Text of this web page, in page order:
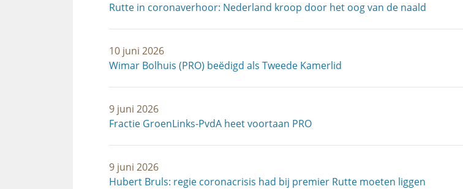
Rutte in coronaverhoor: Nederland kroop door het oog van de naald
10 juni 2026
Wimar Bolhuis (PRO) beëdigd als Tweede Kamerlid
9 juni 2026
Fractie GroenLinks-PvdA heet voortaan PRO
9 juni 2026
Hubert Bruls: regie coronacrisis had bij premier Rutte moeten liggen